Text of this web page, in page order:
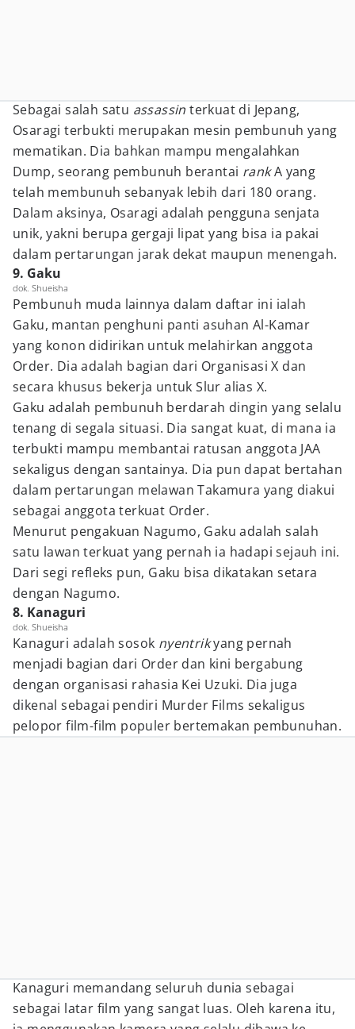
Sebagai salah satu assassinterkuat di Jepang,
Osaragi terbukti merupakan mesin pembunuh yang
mematikan. Dia bahkan mampu mengalahkan
Dump, seorang pembunuh berantai rankA yang
telah membunuh sebanyak lebih dari 180 orang.
Dalam aksinya, Osaragi adalah pengguna senjata
unik, yakni berupa gergaji lipat yang bisa ia pakai
dalam pertarungan jarak dekat maupun menengah.
9. Gaku
dok. Shueisha
Pembunuh muda lainnya dalam daftar ini ialah
Gaku, mantan penghuni panti asuhan Al-Kamar
yang konon didirikan untuk melahirkan anggota
Order. Dia adalah bagian dari Organisasi X dan
secara khusus bekerja untuk Slur alias X.
Gaku adalah pembunuh berdarah dingin yang selalu
tenang di segala situasi. Dia sangat kuat, di mana ia
terbukti mampu membantai ratusan anggota JAA
sekaligus dengan santainya. Dia pun dapat bertahan
dalam pertarungan melawan Takamura yang diakui
sebagai anggota terkuat Order.
Menurut pengakuan Nagumo, Gaku adalah salah
satu lawan terkuat yang pernah ia hadapi sejauh ini.
Dari segi refleks pun, Gaku bisa dikatakan setara
dengan Nagumo.
8. Kanaguri
dok. Shueisha
Kanaguri adalah sosok nyentrikyang pernah
menjadi bagian dari Order dan kini bergabung
dengan organisasi rahasia Kei Uzuki. Dia juga
dikenal sebagai pendiri Murder Films sekaligus
pelopor film-film populer bertemakan pembunuhan.
Kanaguri memandang seluruh dunia sebagai
sebagai latar film yang sangat luas. Oleh karena itu,